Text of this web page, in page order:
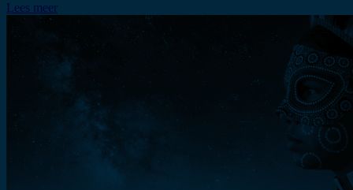
Lees meer